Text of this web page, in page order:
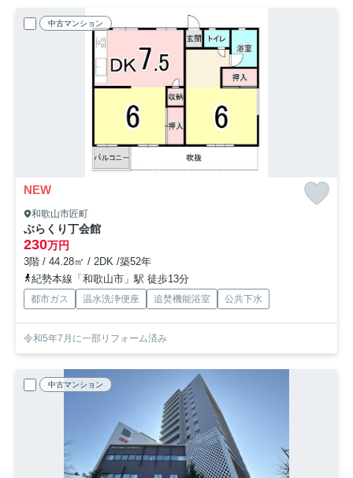
中古マンション
NEW
和歌山市匠町
ぶらくり丁会館
230万円
3階 / 44.28㎡ / 2DK /築52年
紀勢本線「和歌山市」駅 徒歩13分
都市ガス 温水洗浄便座 追焚機能浴室 公共下水
令和5年7月に一部リフォーム済み
中古マンション